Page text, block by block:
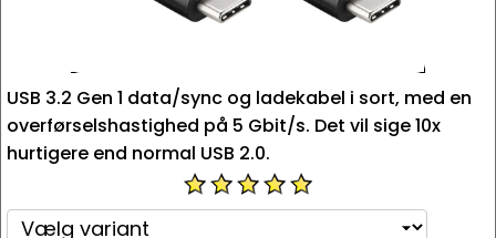
USB 3.2 Gen 1 data/sync og ladekabel i sort, med en
overførselshastighed på 5 Gbit/s. Det vil sige 10x
hurtigere end normal USB 2.0.